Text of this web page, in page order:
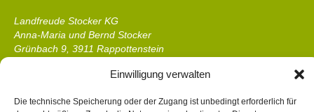
Einwilligung verwalten
Die technische Speicherung oder der Zugang ist unbedingt erforderlich für
Landfreude Stocker KG
Anna-Maria und Bernd Stocker
Grünbach 9, 3911 Rappottenstein
Telefon &WhatsApp: +43 2828 8319